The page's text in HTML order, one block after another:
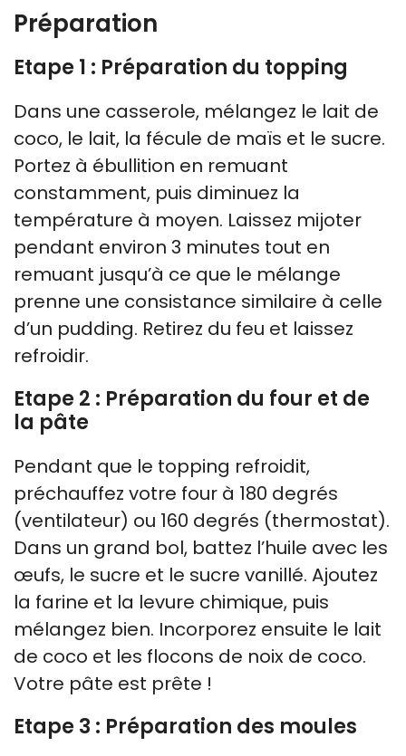
Préparation
Etape 1 : Préparation du topping
Dans une casserole, mélangez le lait de
coco, le lait, la fécule de maïs et le sucre.
Portez à ébullition en remuant
constamment, puis diminuez la
température à moyen. Laissez mijoter
pendant environ 3 minutes tout en
remuant jusqu’à ce que le mélange
prenne une consistance similaire à celle
d’un pudding. Retirez du feu et laissez
refroidir.
Etape 2 : Préparation du four et de
la pâte
Pendant que le topping refroidit,
préchauffez votre four à 180 degrés
(ventilateur) ou 160 degrés (thermostat).
Dans un grand bol, battez l’huile avec les
œufs, le sucre et le sucre vanillé. Ajoutez
la farine et la levure chimique, puis
mélangez bien. Incorporez ensuite le lait
de coco et les flocons de noix de coco.
Votre pâte est prête !
Etape 3 : Préparation des moules